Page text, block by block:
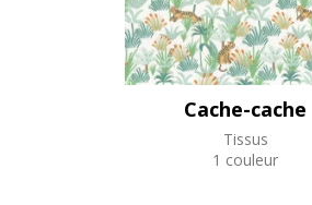
Cache-cache
Tissus
1 couleur